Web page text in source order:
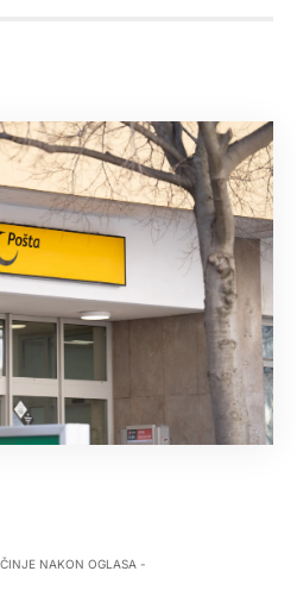
NAKON OGLASA -